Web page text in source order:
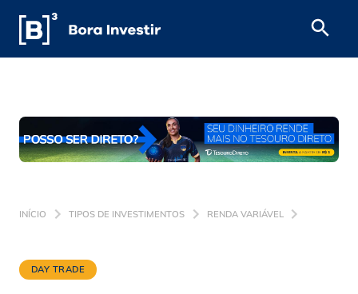
INÍCIO TIPOS DE INVESTIMENTOS RENDA VARIÁVEL
DAY TRADE